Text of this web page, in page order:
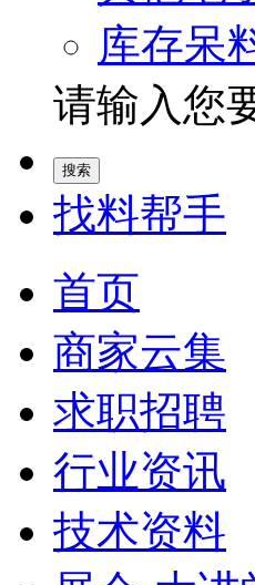
库存呆
请输入您
找料帮手
首页
商家云集
求职招聘
行业资讯
技术资料